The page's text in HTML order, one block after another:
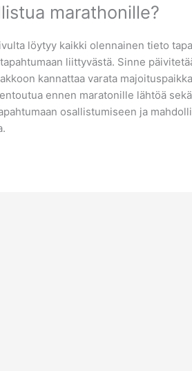
marathonille?
löytyy kaikki olennainen tieto
liittyvästä. Sinne
kannattaa varata
ennen maratonille lähtöä
osallistumiseen ja